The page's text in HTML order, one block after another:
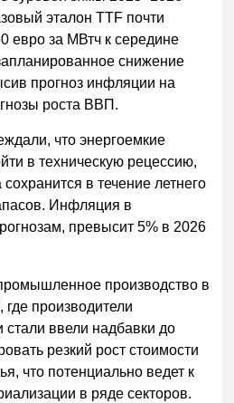
эталон TTF почти
евро за МВтч к середине
снижение
прогноз инфляции на
роста ВВП.
что энергоемкие
в техническую рецессию,
в течение летнего
Инфляция в
превысит 5% в 2026
производство в
производители
стали ввели надбавки до
резкий рост стоимости
что потенциально ведет к
в ряде секторов.